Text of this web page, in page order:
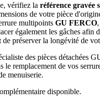
vérifiez la référence gravée
de votre pièce
multipoints GU FERCO
également les gâches afin
préserver la longévité de
des pièces détachées
le remplacement de vos
menuiserie.
disponible.